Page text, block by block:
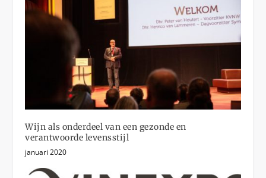
Wijn als onderdeel van een gezonde en
verantwoorde levensstijl
januari 2020